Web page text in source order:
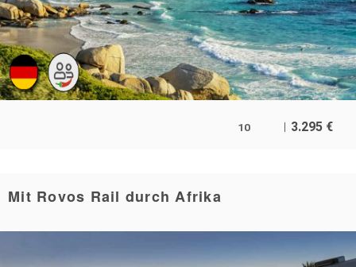
10 3.295 €
Mit Rovos Rail durch Afrika